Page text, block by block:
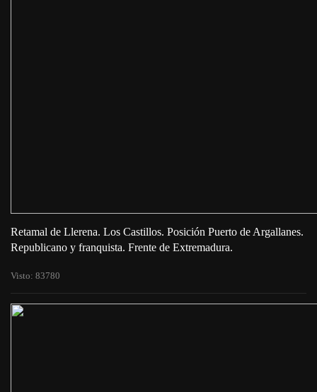
Retamal de Llerena. Los Castillos. Posición Puerto de Argallanes.
Republicano y franquista. Frente de Extremadura.
Visto: 83780